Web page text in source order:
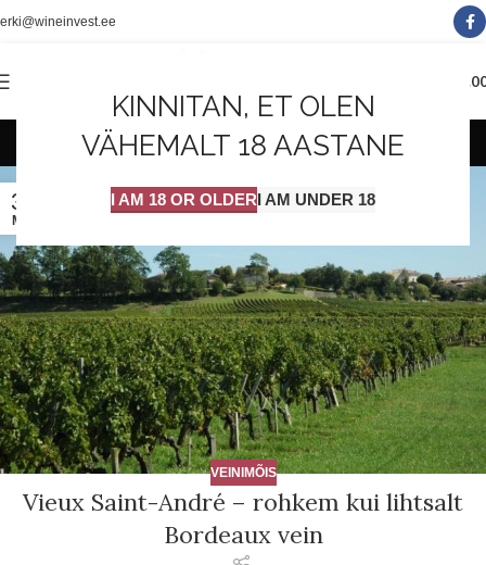
KINNITAN, ET OLEN
VÄHEMALT 18 AASTANE
I AM 18 OR OLDERI AM UNDER 18
erki@wineinvest.ee
veinimõis
30
MAI
VEINIMÕIS
Vieux Saint-André – rohkem kui lihtsalt
Bordeaux vein